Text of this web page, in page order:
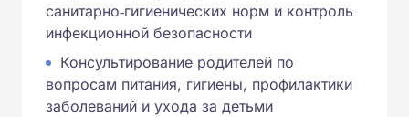
санитарно‑гигиенических норм и контроль
инфекционной безопасности
Консультирование родителей по
вопросам питания, гигиены, профилактики
заболеваний и ухода за детьми